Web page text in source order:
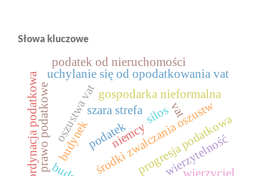
Słowa kluczowe
oszustwa vat
uchylanie się od opodatkowania vat
szara strefa
gospodarka nieformalna
środki zwalczania oszustw
progresja podatkowa
podatek od nieruchomości
budynek
prawo podatkowe silos
niemcy
podatek
ordynacja podatkowa wierzytelność
wierzyciel
vat